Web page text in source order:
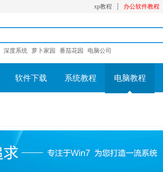
xp教程 ┆ 办公软件教程
深度系统 萝卜家园 番茄花园 电脑公司
软件下载 系统教程 电脑教程